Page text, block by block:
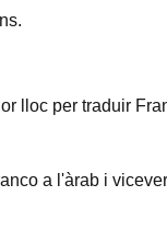
lloc per traduir
a l'àrab i